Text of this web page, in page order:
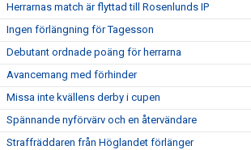
Herrarnas match är flyttad till Rosenlunds IP
Ingen förlängning för Tagesson
Debutant ordnade poäng för herrarna
Avancemang med förhinder
Missa inte kvällens derby i cupen
Spännande nyförvärv och en återvändare
Straffräddaren från Höglandet förlänger